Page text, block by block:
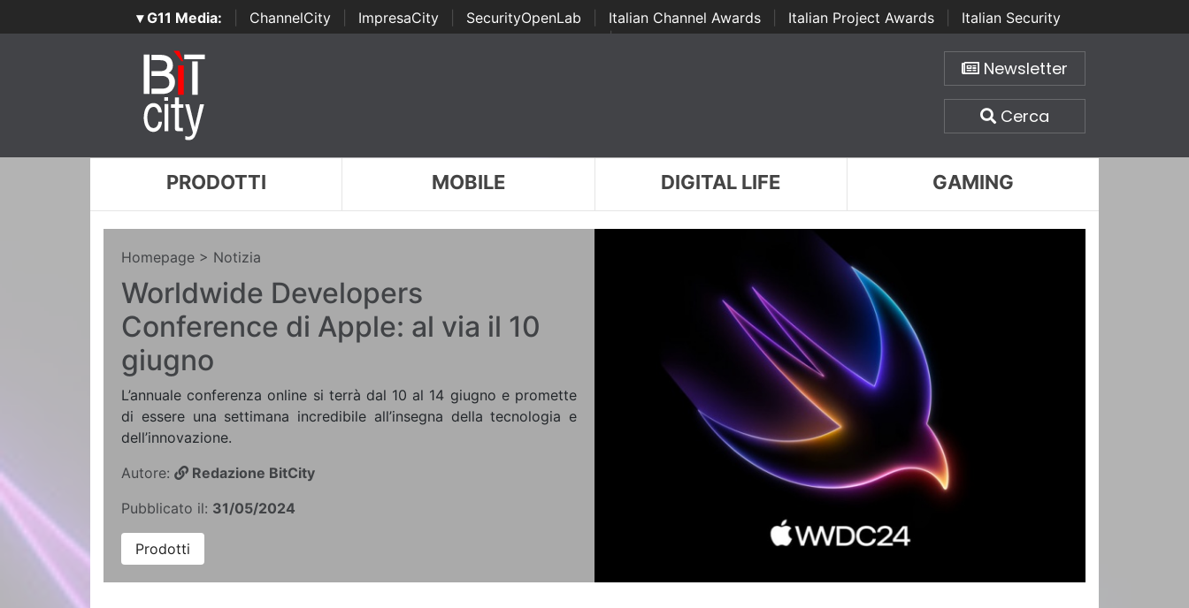
▾ G11 Media: ChannelCity ImpresaCity SecurityOpenLab Italian Channel Awards Italian Project Awards
Italian Security
Awards | ...
Newsletter
Cerca
PRODOTTI MOBILE DIGITAL LIFE GAMING
Homepage > Notizia
Worldwide Developers
Conference di Apple: al via il 10
giugno
L’annuale conferenza online si terrà dal 10 al 14 giugno e promette
di essere una settimana incredibile all’insegna della tecnologia e
dell’innovazione.
Autore:
Redazione BitCity
Pubblicato il: 31/05/2024
Prodotti